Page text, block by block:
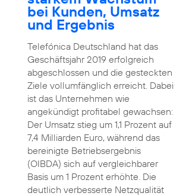
bei Kunden, Umsatz
und Ergebnis
Telefónica Deutschland hat das
Geschäftsjahr 2019 erfolgreich
abgeschlossen und die gesteckten
Ziele vollumfänglich erreicht. Dabei
ist das Unternehmen wie
angekündigt profitabel gewachsen:
Der Umsatz stieg um 1,1 Prozent auf
7,4 Milliarden Euro, während das
bereinigte Betriebsergebnis
(OIBDA) sich auf vergleichbarer
Basis um 1 Prozent erhöhte. Die
deutlich verbesserte Netzqualität